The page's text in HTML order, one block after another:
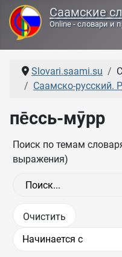
Саамские
Online - словари и
Slovari.saami.su
Саамско-русский.
пе̄ссь-мӯрр
Поиск по темам
выражения)